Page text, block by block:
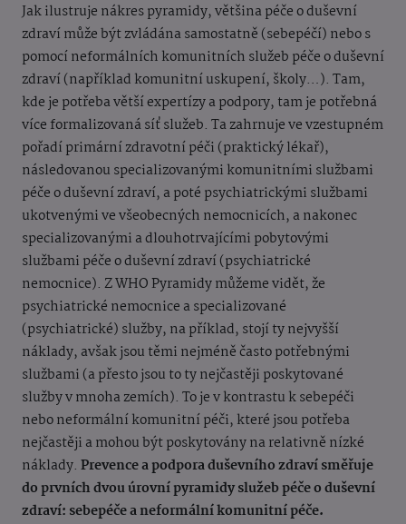
Jak ilustruje nákres pyramidy, většina péče o duševní
zdraví může být zvládána samostatně (sebepéčí) nebo s
pomocí neformálních komunitních služeb péče o duševní
zdraví (například komunitní uskupení, školy…). Tam,
kde je potřeba větší expertízy a podpory, tam je potřebná
více formalizovaná síť služeb. Ta zahrnuje ve vzestupném
pořadí primární zdravotní péči (praktický lékař),
následovanou specializovanými komunitními službami
péče o duševní zdraví, a poté psychiatrickými službami
ukotvenými ve všeobecných nemocnicích, a nakonec
specializovanými a dlouhotrvajícími pobytovými
službami péče o duševní zdraví (psychiatrické
nemocnice). Z WHO Pyramidy můžeme vidět, že
psychiatrické nemocnice a specializované
(psychiatrické) služby, na příklad, stojí ty nejvyšší
náklady, avšak jsou těmi nejméně často potřebnými
službami (a přesto jsou to ty nejčastěji poskytované
služby v mnoha zemích). To je v kontrastu k sebepéči
nebo neformální komunitní péči, které jsou potřeba
nejčastěji a mohou být poskytovány na relativně nízké
náklady. Prevence a podpora duševního zdraví směřuje
do prvních dvou úrovní pyramidy služeb péče o duševní
zdraví: sebepéče a neformální komunitní péče.